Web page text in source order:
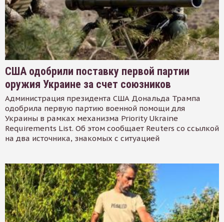
США одобрили поставку первой партии
оружия Украине за счет союзников
Администрация президента США Дональда Трампа
одобрила первую партию военной помощи для
Украины в рамках механизма Priority Ukraine
Requirements List. Об этом сообщает Reuters со ссылкой
на два источника, знакомых с ситуацией